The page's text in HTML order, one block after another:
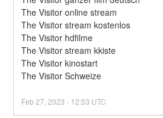
The Visitor online stream
The Visitor stream kostenlos
The Visitor hdfilme
The Visitor stream kkiste
The Visitor kinostart
The Visitor Schweize
Feb27 ,2023 - 12:53 UTC